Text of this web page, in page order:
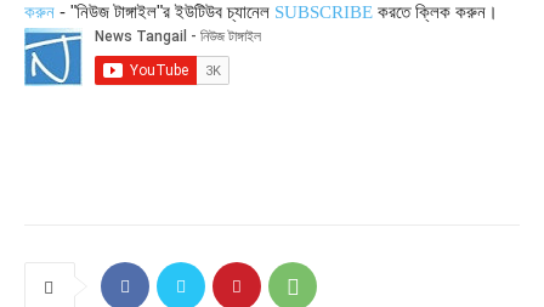
করুন - "নিউজ টাঙ্গাইল"র ইউটিউব চ্যানেল SUBSCRIBE করতে ক্লিক করুন।